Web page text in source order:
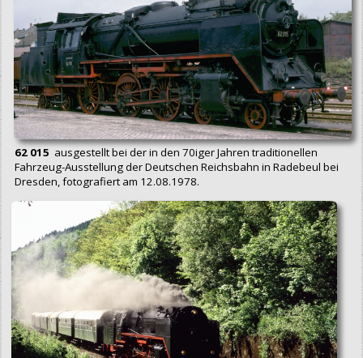
62 015 ausgestellt bei der in den 70iger Jahren traditionellen
Fahrzeug-Ausstellung der Deutschen Reichsbahn in Radebeul bei
Dresden, fotografiert am 12.08.1978.